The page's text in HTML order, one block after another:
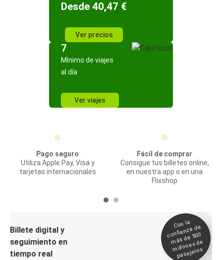
Desde 40,47 €
Ver precios
7
Mínimo de viajes
al día
Ver viajes
Pago seguro
Utiliza Apple Pay, Visa y
tarjetas internacionales
Fácil de comprar
Consigue tus billetes online,
en nuestra app o en una
Flixshop
Billete digital y
seguimiento en
tiempo real
Con la
confianza de
más de 500
millones de
pasajeros